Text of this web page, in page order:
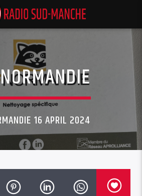
16 APRIL 2024